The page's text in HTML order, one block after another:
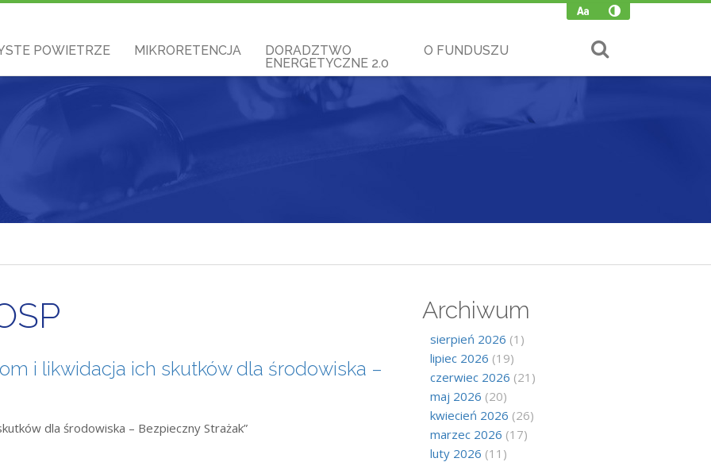
POWIETRZE MIKRORETENCJA
DORADZTWO
ENERGETYCZNE 2.0
O FUNDUSZU
i likwidacja ich skutków dla środowiska –
dla środowiska – Bezpieczny Strażak”
Archiwum
sierpień 2026 (1)
lipiec 2026 (19)
czerwiec 2026 (21)
maj 2026 (20)
kwiecień 2026 (26)
marzec 2026 (17)
luty 2026 (11)